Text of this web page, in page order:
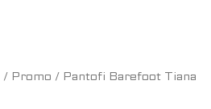
/ Promo / Pantofi Barefoot Tiana